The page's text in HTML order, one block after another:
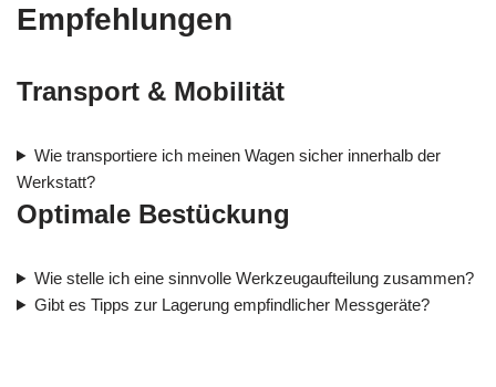
Empfehlungen
Transport & Mobilität
Wie transportiere ich meinen Wagen sicher innerhalb der
Werkstatt?
Optimale Bestückung
Wie stelle ich eine sinnvolle Werkzeugaufteilung zusammen?
Gibt es Tipps zur Lagerung empfindlicher Messgeräte?